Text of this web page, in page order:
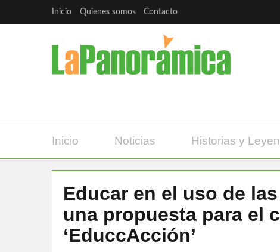
Inicio Quienes somos Contacto
Inicio Noticias Historias y
Educar en el uso de
una propuesta para el
‘EduccAcción’